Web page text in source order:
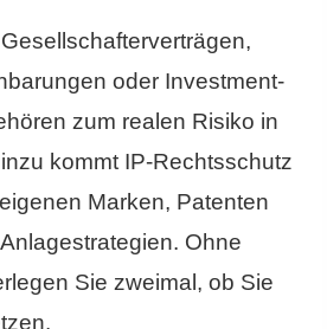
oder Investment-
zum realen Risiko in
kommt IP-Rechtsschutz
Marken, Patenten
Ohne
Sie zweimal, ob Sie